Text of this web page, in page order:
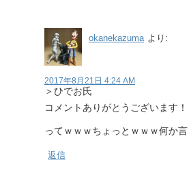
okanekazuma より:
2017年8月21日 4:24 AM
＞ひでお氏
コメントありがとうございます！
ってｗｗｗちょっとｗｗｗ何か
返信